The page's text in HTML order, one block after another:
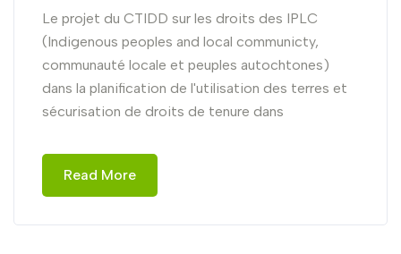
Le projet du CTIDD sur les droits des IPLC
(Indigenous peoples and local communicty,
communauté locale et peuples autochtones)
dans la planification de l'utilisation des terres et
sécurisation de droits de tenure dans
Read More